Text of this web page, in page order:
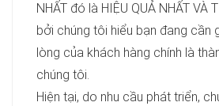
NHẤT đó là HIỆU QUẢ NHẤT VÀ
bởi chúng tôi hiểu bạn đang cần
lòng của khách hàng chính là
chúng tôi.
Hiện tại, do nhu cầu phát triển,